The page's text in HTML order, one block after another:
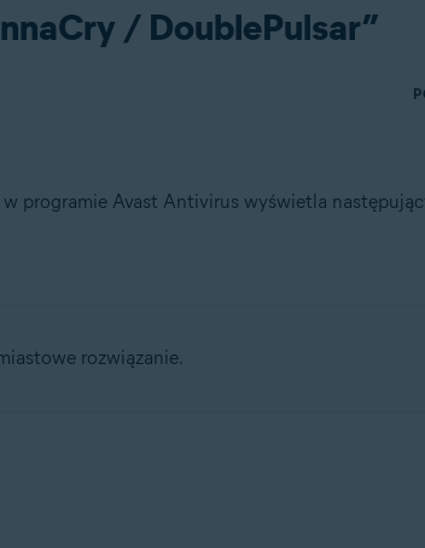
/ DoublePulsar”
w programie Avast Antivirus wyświetla
rozwiązanie.